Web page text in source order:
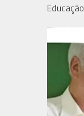
Educação